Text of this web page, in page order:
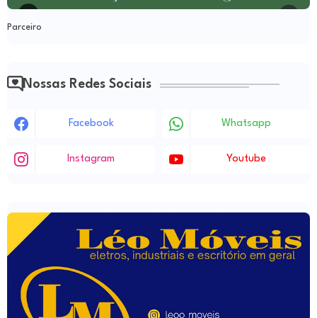
Parceiro
Nossas Redes Sociais
Facebook Whatsapp
Instagram Youtube